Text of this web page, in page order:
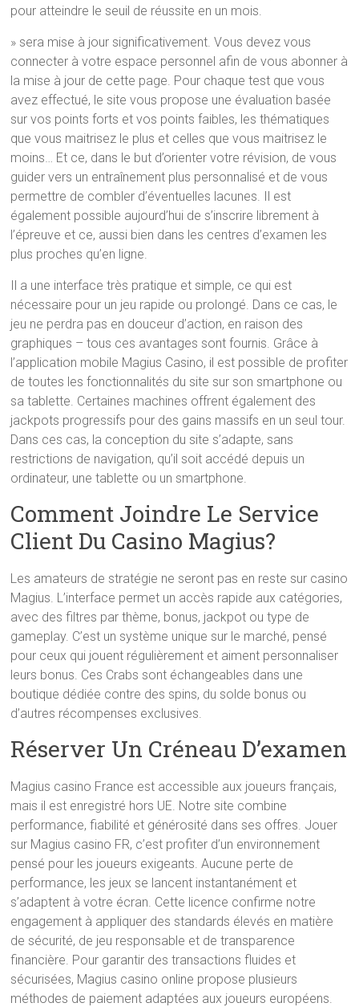
pour atteindre le seuil de réussite en un mois.
» sera mise à jour significativement. Vous devez vous
connecter à votre espace personnel afin de vous abonner à
la mise à jour de cette page. Pour chaque test que vous
avez effectué, le site vous propose une évaluation basée
sur vos points forts et vos points faibles, les thématiques
que vous maitrisez le plus et celles que vous maitrisez le
moins… Et ce, dans le but d’orienter votre révision, de vous
guider vers un entraînement plus personnalisé et de vous
permettre de combler d’éventuelles lacunes. Il est
également possible aujourd’hui de s’inscrire librement à
l’épreuve et ce, aussi bien dans les centres d’examen les
plus proches qu’en ligne.
Il a une interface très pratique et simple, ce qui est
nécessaire pour un jeu rapide ou prolongé. Dans ce cas, le
jeu ne perdra pas en douceur d’action, en raison des
graphiques – tous ces avantages sont fournis. Grâce à
l’application mobile Magius Casino, il est possible de profiter
de toutes les fonctionnalités du site sur son smartphone ou
sa tablette. Certaines machines offrent également des
jackpots progressifs pour des gains massifs en un seul tour.
Dans ces cas, la conception du site s’adapte, sans
restrictions de navigation, qu’il soit accédé depuis un
ordinateur, une tablette ou un smartphone.
Comment Joindre Le Service
Client Du Casino Magius?
Les amateurs de stratégie ne seront pas en reste sur casino
Magius. L’interface permet un accès rapide aux catégories,
avec des filtres par thème, bonus, jackpot ou type de
gameplay. C’est un système unique sur le marché, pensé
pour ceux qui jouent régulièrement et aiment personnaliser
leurs bonus. Ces Crabs sont échangeables dans une
boutique dédiée contre des spins, du solde bonus ou
d’autres récompenses exclusives.
Réserver Un Créneau D’examen
Magius casino France est accessible aux joueurs français,
mais il est enregistré hors UE. Notre site combine
performance, fiabilité et générosité dans ses offres. Jouer
sur Magius casino FR, c’est profiter d’un environnement
pensé pour les joueurs exigeants. Aucune perte de
performance, les jeux se lancent instantanément et
s’adaptent à votre écran. Cette licence confirme notre
engagement à appliquer des standards élevés en matière
de sécurité, de jeu responsable et de transparence
financière. Pour garantir des transactions fluides et
sécurisées, Magius casino online propose plusieurs
méthodes de paiement adaptées aux joueurs européens.